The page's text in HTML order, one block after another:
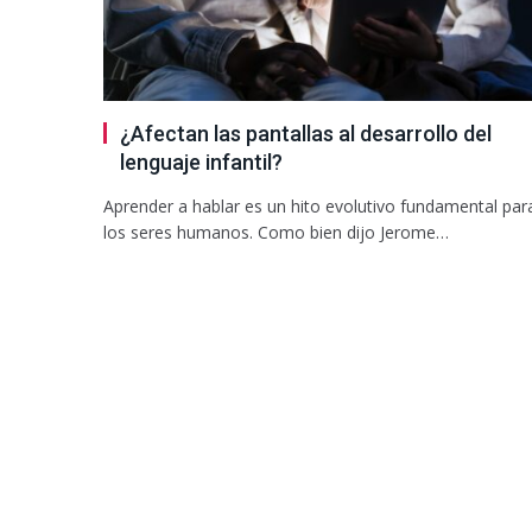
¿Afectan las pantallas al desarrollo del
lenguaje infantil?
Aprender a hablar es un hito evolutivo fundamental
los seres humanos. Como bien dijo Jerome…